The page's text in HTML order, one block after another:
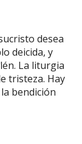
desea
deicida, y
La liturgia
tristeza. Hay
bendición